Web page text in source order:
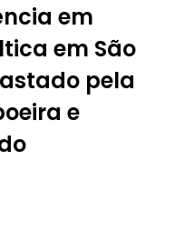
em
em São
pela
e